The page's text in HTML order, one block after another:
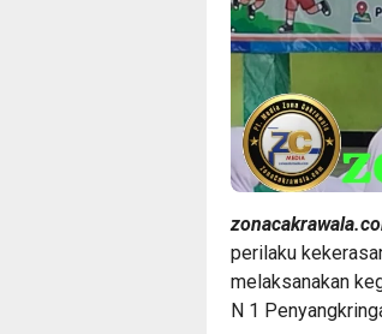
perilaku
melaksanakan
N 1